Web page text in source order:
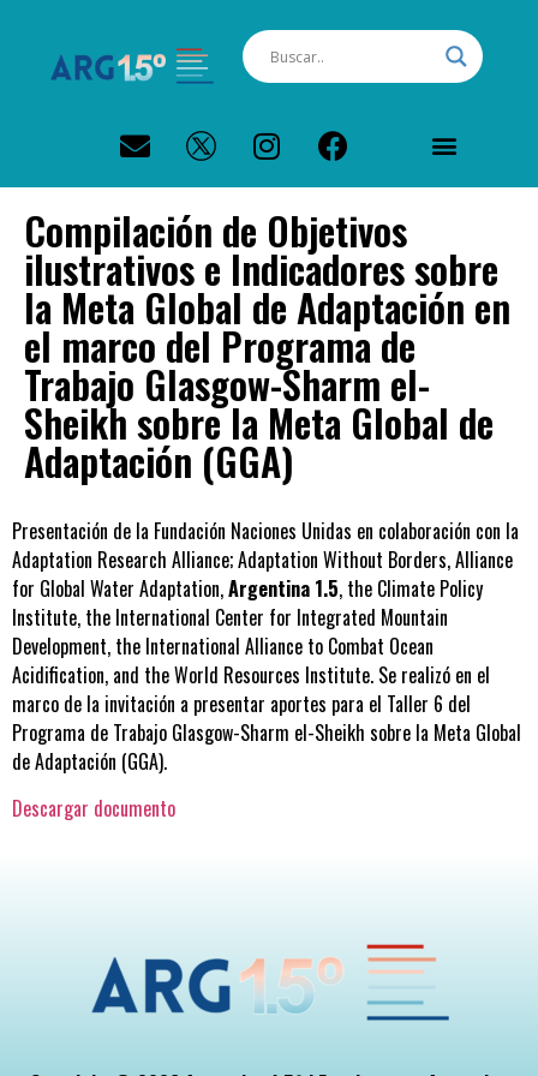
Compilación de Objetivos
ilustrativos e Indicadores sobre
la Meta Global de Adaptación en
el marco del Programa de
Trabajo Glasgow-Sharm el-
Sheikh sobre la Meta Global de
Adaptación (GGA)
Presentación de la Fundación Naciones Unidas en colaboración con la
Adaptation Research Alliance; Adaptation Without Borders, Alliance
for Global Water Adaptation,Argentina 1.5, the Climate Policy
Institute, the International Center for Integrated Mountain
Development, the International Alliance to Combat Ocean
Acidification, and the World Resources Institute. Se realizó en el
marco de la invitación a presentar aportes para el Taller 6 del
Programa de Trabajo Glasgow-Sharm el-Sheikh sobre la Meta Global
de Adaptación (GGA).
Descargar documento